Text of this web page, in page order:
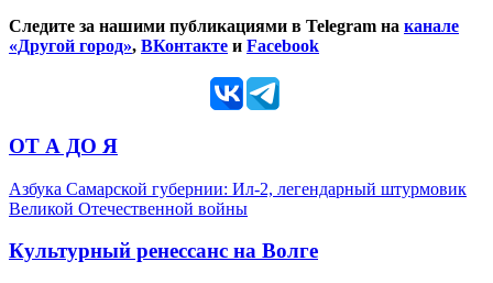
Следите за нашими публикациями в Telegram на канале
«Другой город», ВКонтакте и Facebook
ОТ А ДО Я
Азбука Самарской губернии: Ил-2, легендарный штурмовик
Великой Отечественной войны
Культурный ренессанс на Волге